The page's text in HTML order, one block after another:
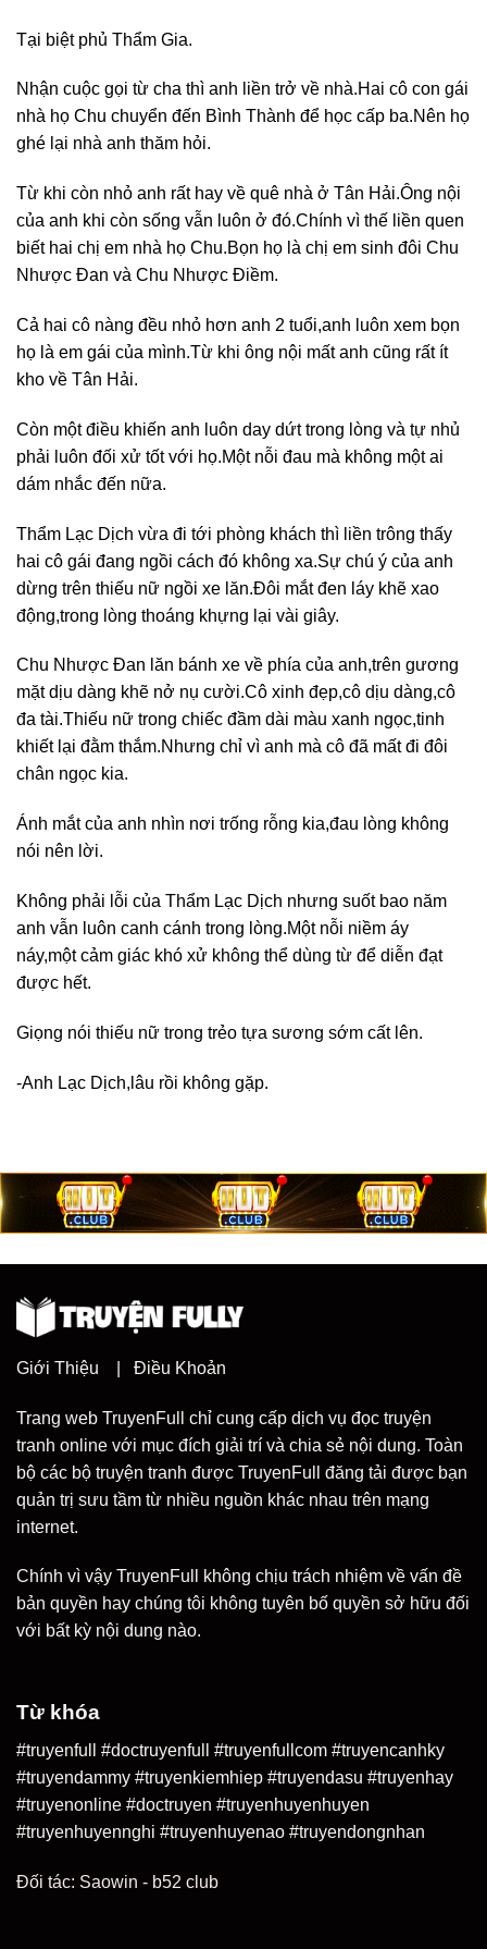
Tại biệt phủ Thẩm Gia.
Nhận cuộc gọi từ cha thì anh liền trở về nhà.Hai cô con gái
nhà họ Chu chuyển đến Bình Thành để học cấp ba.Nên họ
ghé lại nhà anh thăm hỏi.
Từ khi còn nhỏ anh rất hay về quê nhà ở Tân Hải.Ông nội
của anh khi còn sống vẫn luôn ở đó.Chính vì thế liền quen
biết hai chị em nhà họ Chu.Bọn họ là chị em sinh đôi Chu
Nhược Đan và Chu Nhược Điềm.
Cả hai cô nàng đều nhỏ hơn anh 2 tuổi,anh luôn xem bọn
họ là em gái của mình.Từ khi ông nội mất anh cũng rất ít
kho về Tân Hải.
Còn một điều khiến anh luôn day dứt trong lòng và tự nhủ
phải luôn đối xử tốt với họ.Một nỗi đau mà không một ai
dám nhắc đến nữa.
Thẩm Lạc Dịch vừa đi tới phòng khách thì liền trông thấy
hai cô gái đang ngồi cách đó không xa.Sự chú ý của anh
dừng trên thiếu nữ ngồi xe lăn.Đôi mắt đen láy khẽ xao
động,trong lòng thoáng khựng lại vài giây.
Chu Nhược Đan lăn bánh xe về phía của anh,trên gương
mặt dịu dàng khẽ nở nụ cười.Cô xinh đẹp,cô dịu dàng,cô
đa tài.Thiếu nữ trong chiếc đầm dài màu xanh ngọc,tinh
khiết lại đằm thắm.Nhưng chỉ vì anh mà cô đã mất đi đôi
chân ngọc kia.
Ánh mắt của anh nhìn nơi trống rỗng kia,đau lòng không
nói nên lời.
Không phải lỗi của Thẩm Lạc Dịch nhưng suốt bao năm
anh vẫn luôn canh cánh trong lòng.Một nỗi niềm áy
náy,một cảm giác khó xử không thể dùng từ để diễn đạt
được hết.
Giọng nói thiếu nữ trong trẻo tựa sương sớm cất lên.
-Anh Lạc Dịch,lâu rồi không gặp.
Giới Thiệu Điều Khoản
Trang web TruyenFull chỉ cung cấp dịch vụ đọc truyện
tranh online với mục đích giải trí và chia sẻ nội dung. Toàn
bộ các bộ truyện tranh được TruyenFull đăng tải được bạn
quản trị sưu tầm từ nhiều nguồn khác nhau trên mạng
internet.
Chính vì vậy TruyenFull không chịu trách nhiệm về vấn đề
bản quyền hay chúng tôi không tuyên bố quyền sở hữu đối
với bất kỳ nội dung nào.
Từ khóa
#truyenfull #doctruyenfull #truyenfullcom #truyencanhky
#truyendammy #truyenkiemhiep #truyendasu #truyenhay
#truyenonline #doctruyen #truyenhuyenhuyen
#truyenhuyennghi #truyenhuyenao #truyendongnhan
Đối tác: Saowin - b52 club